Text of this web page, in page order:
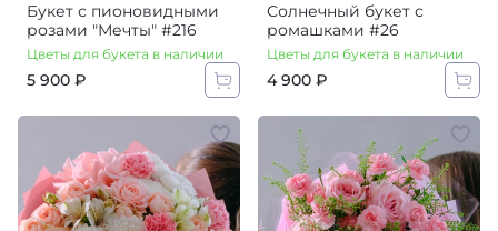
Букет с пионовидными
розами "Мечты" #216
Цветы для букета в наличии
5 900 ₽
Солнечный букет с
ромашками #26
Цветы для букета в наличии
4 900 ₽